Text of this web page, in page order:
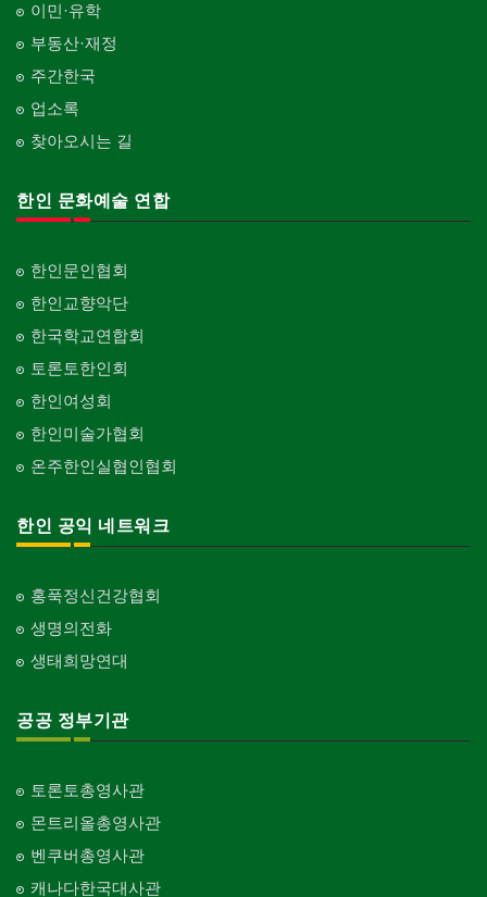
이민·유학
부동산·재정
주간한국
업소록
찾아오시는 길
한인 문화예술 연합
한인문인협회
한인교향악단
한국학교연합회
토론토한인회
한인여성회
한인미술가협회
온주한인실협인협회
한인 공익 네트워크
홍푹정신건강협회
생명의전화
생태희망연대
공공 정부기관
토론토총영사관
몬트리올총영사관
벤쿠버총영사관
캐나다한국대사관